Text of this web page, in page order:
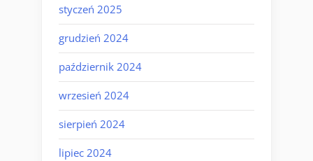
styczeń 2025
grudzień 2024
październik 2024
wrzesień 2024
sierpień 2024
lipiec 2024